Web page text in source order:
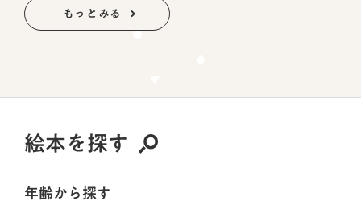
もっとみる
絵本を探す
年齢から探す